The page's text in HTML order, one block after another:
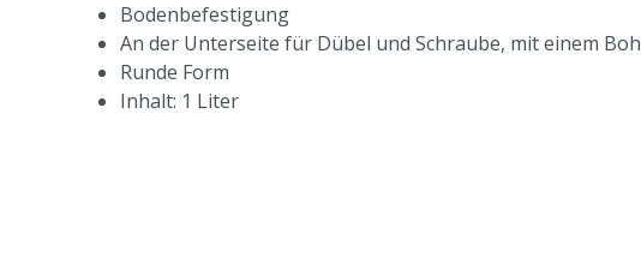
Bodenbefestigung
An der Unterseite für Dübel und Schraube, mit einem
Runde Form
Inhalt: 1 Liter